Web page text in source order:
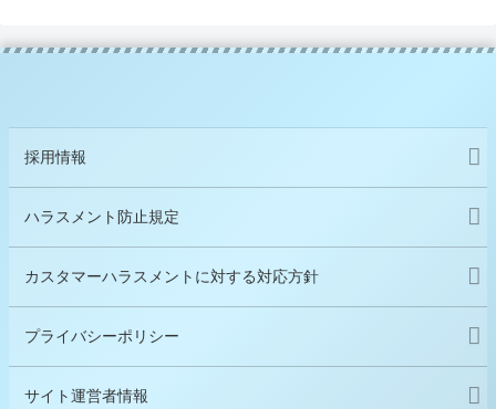
採用情報
ハラスメント防止規定
カスタマーハラスメントに対する対応方針
プライバシーポリシー
サイト運営者情報